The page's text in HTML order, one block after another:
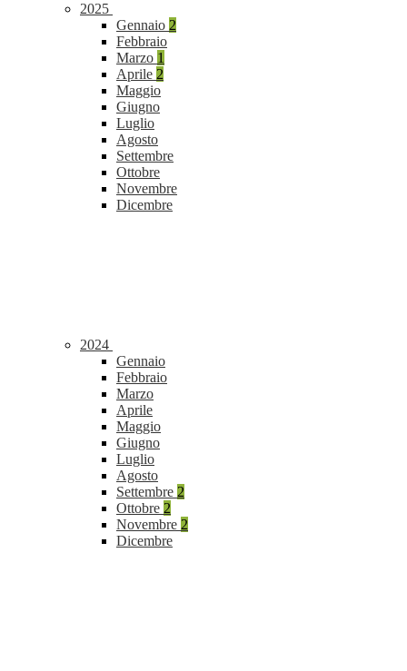
2025
Gennaio 2
Febbraio
Marzo 1
Aprile 2
Maggio
Giugno
Luglio
Agosto
Settembre
Ottobre
Novembre
Dicembre
2024
Gennaio
Febbraio
Marzo
Aprile
Maggio
Giugno
Luglio
Agosto
Settembre 2
Ottobre 2
Novembre 2
Dicembre